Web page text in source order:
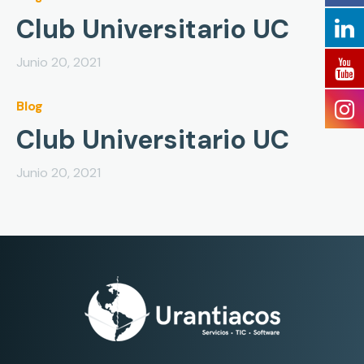
Club Universitario UC
Junio 20, 2021
Blog
Club Universitario UC
Junio 20, 2021